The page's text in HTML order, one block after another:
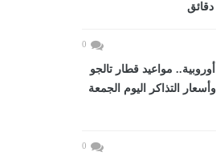
0
مواعيد قطار تالجو
وأسعار التذاكر اليوم الجمعة
0